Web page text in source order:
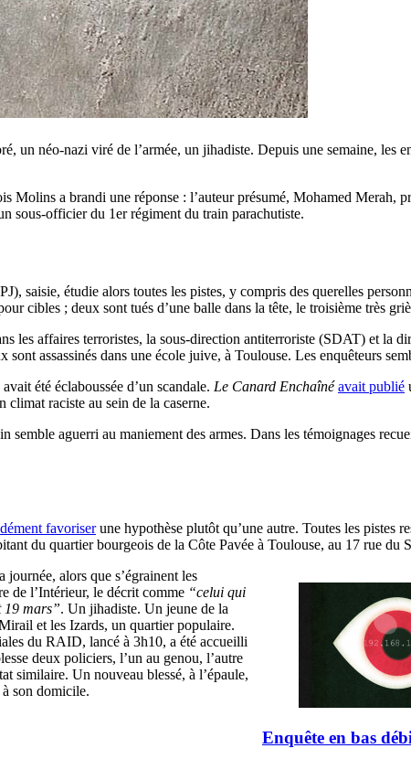
un néo-nazi viré de l’armée, un jihadiste. Depuis une semaine, les
Molins a brandi une réponse : l’auteur présumé, Mohamed Merah,
sous-officier du 1er régiment du train parachutiste.
saisie, étudie alors toutes les pistes, y compris des querelles
cibles ; deux sont tués d’une balle dans la tête, le troisième très
les affaires terroristes, la sous-direction antiterroriste (SDAT) et
sont assassinés dans une école juive, à Toulouse. Les enquêteurs
été éclaboussée d’un scandale. Le Canard Enchaîné avait publié
raciste au sein de la caserne.
semble aguerri au maniement des armes. Dans les témoignages
dément favoriserune hypothèse plutôt qu’une autre. Toutes les pistes
du quartier bourgeois de la Côte Pavée à Toulouse, au 17 rue du
Enquête en bas
journée, alors que s’égrainent les
de l’Intérieur, le décrit comme “celui qui
19 mars”. Un jihadiste. Un jeune de la
et les Izards, un quartier populaire.
du RAID, lancé à 3h10, a été accueilli
deux policiers, l’un au genou, l’autre
similaire. Un nouveau blessé, à l’épaule,
son domicile.